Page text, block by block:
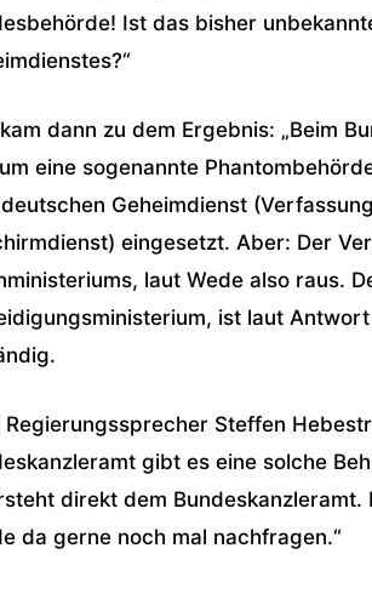
Ist das bisher
dann zu dem Ergebnis: „Beim
eine sogenannte
Geheimdienst
eingesetzt. Aber: Der
laut Wede also raus.
ist laut
Regierungssprecher Steffen
gibt es eine solche
direkt dem
da gerne noch mal nachfragen.“